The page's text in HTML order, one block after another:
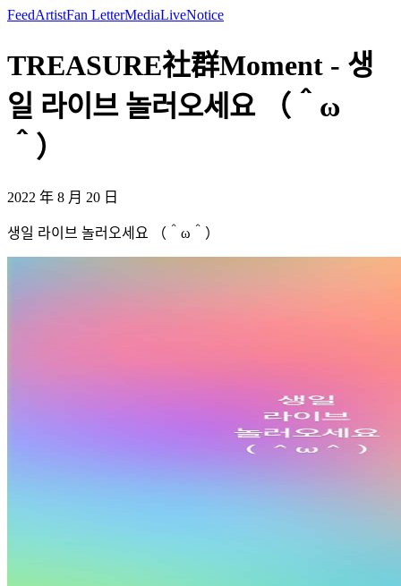
FeedArtistFan LetterMediaLiveNotice
TREASURE社群Moment - 생
일 라이브 놀러오세요 （＾ω
＾）
2022 年 8 月 20 日
생일 라이브 놀러오세요 （＾ω＾）